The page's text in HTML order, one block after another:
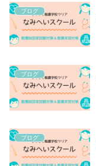
ブログ
ブログ
ブログ